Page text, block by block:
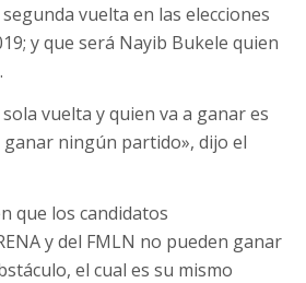
vuelta en las elecciones
y que será Nayib Bukele quien
vuelta y quien va a ganar es
ningún partido», dijo el
que los candidatos
y del FMLN no pueden ganar
el cual es su mismo